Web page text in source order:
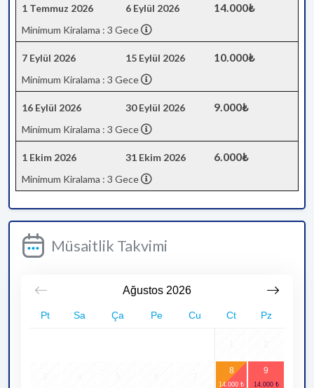
1 Temmuz 2026 6 Eylül 2026 14.000₺
Minimum Kiralama : 3 Gece
7 Eylül 2026 15 Eylül 2026 10.000₺
Minimum Kiralama : 3 Gece
16 Eylül 2026 30 Eylül 2026 9.000₺
Minimum Kiralama : 3 Gece
1 Ekim 2026 31 Ekim 2026 6.000₺
Minimum Kiralama : 3 Gece
Müsaitlik Takvimi
Ağustos 2026
Pt Sa Ça Pe Cu Ct Pz
8 9